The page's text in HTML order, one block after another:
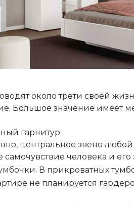
около трети своей
Большое значение имеет
гарнитур
центральное звено
самочувствие человека и
В прикроватных
не планируется